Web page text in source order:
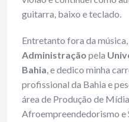
guitarra, baixo e teclado.
Entretanto fora da
Administração pela
Bahia, e dedico minha
profissional da Bahia e
área de Produção de
Afroempreendedorismo e